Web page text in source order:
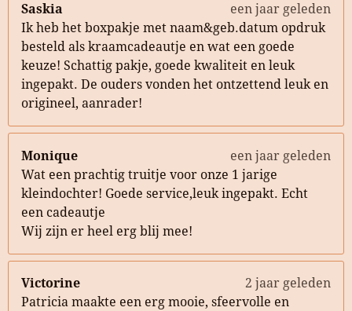
Saskia
een jaar geleden
Ik heb het boxpakje met naam&geb.datum opdruk
besteld als kraamcadeautje en wat een goede
keuze! Schattig pakje, goede kwaliteit en leuk
ingepakt. De ouders vonden het ontzettend leuk en
origineel, aanrader!
Monique
een jaar geleden
Wat een prachtig truitje voor onze 1 jarige
kleindochter! Goede service,leuk ingepakt. Echt
een cadeautje
Wij zijn er heel erg blij mee!
Victorine
2 jaar geleden
Patricia maakte een erg mooie, sfeervolle en